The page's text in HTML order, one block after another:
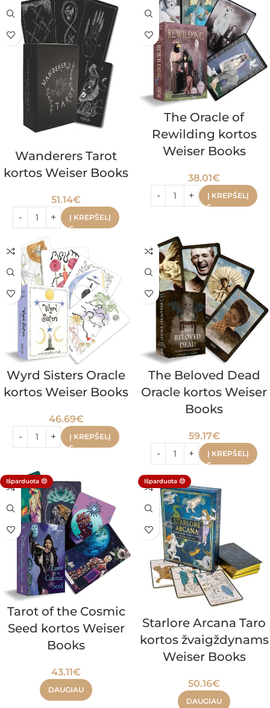
Wanderers Tarot
kortos Weiser Books
51.14€
Į KREPŠELĮ
The Oracle of
Rewilding kortos
Weiser Books
38.01€
Į KREPŠELĮ
Wyrd Sisters Oracle
kortos Weiser Books
46.69€
Į KREPŠELĮ
The Beloved Dead
Oracle kortos Weiser
Books
59.17€
Į KREPŠELĮ
Išparduota 😔
Tarot of the Cosmic
Seed kortos Weiser
Books
43.11€
DAUGIAU
Išparduota 😔
Starlore Arcana Taro
kortos žvaigždynams
Weiser Books
50.16€
DAUGIAU